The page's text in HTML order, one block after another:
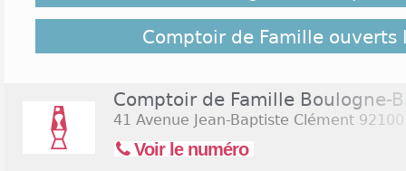
et d'une s?ur donne quelques années plus tard
famille dans les années 80. La première boutique
propose des objets de décorations s'inspirant des
20h. Certains magasins de l'enseigne sont
horaires que ceux mis en avant pendant la
pas de conditions spécifiques pour les jours
pour rechercher lesmagasins Comptoir de
Comptoir de Famille ouverts
Comptoir de Famille Boulogne-
41 Avenue Jean-Baptiste Clément
Voir le numéro